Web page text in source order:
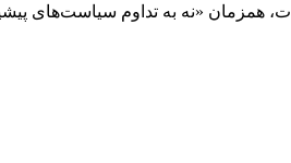
همزمان «نه به تداوم سیاست‌های